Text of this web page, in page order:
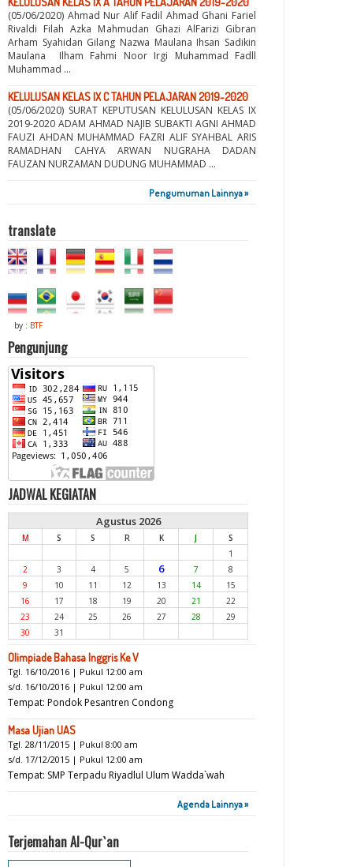
(05/06/2020) Ahmad Nur Alif Fadil Ahmad Ghani Fariel
Rivaldi Filah Azka Mahmudan Ghazi AlFarizi Gibran
Arham Syahidan Gilang Nazwa Maulana Ihsan Sadikin
Maulana Ilham Fahmi Noor Irgi Muhammad Fadll
Muhammad ...
KELULUSAN KELAS IX C TAHUN PELAJARAN 2019-2020
(05/06/2020) SURAT KEPUTUSAN KELULUSAN KELAS IX
2019-2020 ADAM AHMAD NAJIB SUBAKTI AGNI AHMAD
FAUZI AHDAN MUHAMMAD FAZRI ALIF SYAHBAL ARIS
RAMADHAN CAHYA ARWAN NUGRAHA DADAN
FAUZAN NURZAMAN DUDUNG MUHAMMAD ...
Pengumuman Lainnya »
translate
by : BTF
Pengunjung
JADWAL KEGIATAN
Agustus 2026
M S S R K J
S
1
2
3 4 5 6 7
8
9
10 11 12 13 14
15
16
17 18 19 20 21
22
23
24 25 26 27 28
29
30
31
Olimpiade Bahasa Inggris Ke V
Tgl. 16/10/2016 | Pukul 12:00 am
s/d. 16/10/2016 | Pukul 12:00 am
Tempat: Pondok Pesantren Condong
Masa Ujian UAS
Tgl. 28/11/2015 | Pukul 8:00 am
s/d. 17/12/2015 | Pukul 12:00 am
Tempat: SMP Terpadu Riyadlul Ulum Wadda`wah
Agenda Lainnya »
Terjemahan Al-Qur`an